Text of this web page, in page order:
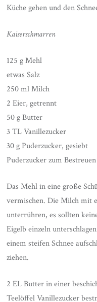
Küche gehen und den
Kaiserschmarren
125 g Mehl
etwas Salz
250 ml Milch
2 Eier, getrennt
50 g Butter
3 TL Vanillezucker
30 g Puderzucker, gesiebt
Puderzucker zum Bestreuen
Das Mehl in eine große
vermischen. Die Milch mit
unterrühren, es sollten
Eigelb einzeln
einem steifen Schnee
ziehen.
2 EL Butter in einer
Teelöffel Vanillezucker